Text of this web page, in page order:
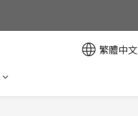
繁體中文